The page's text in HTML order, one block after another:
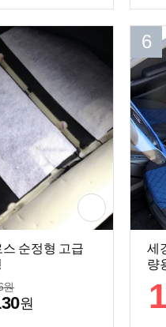
스 순정형 고급
원
원
6
세
량